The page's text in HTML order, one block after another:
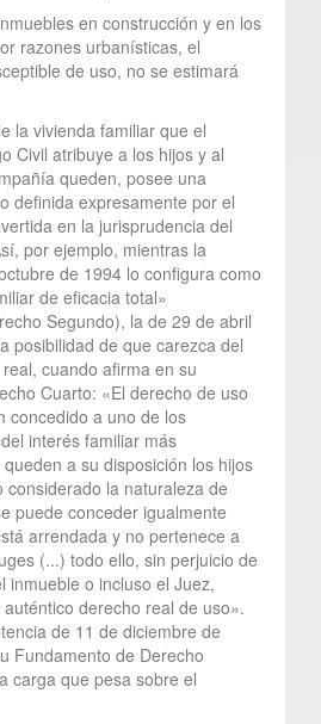
en construcción y en los
razones urbanísticas, el
de uso, no se estimará
la vivienda familiar que el
Civil atribuye a los hijos y al
queden, posee una
definida expresamente por el
en la jurisprudencia del
por ejemplo, mientras la
de 1994 lo configura como
de eficacia total»
Segundo), la de 29 de abril
posibilidad de que carezca del
cuando afirma en su
Cuarto: «El derecho de uso
concedido a uno de los
interés familiar más
a su disposición los hijos
considerado la naturaleza de
puede conceder igualmente
arrendada y no pertenece a
(...) todo ello, sin perjuicio de
inmueble o incluso el Juez,
derecho real de uso».
de 11 de diciembre de
Fundamento de Derecho
carga que pesa sobre el